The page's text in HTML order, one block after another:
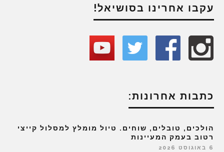
עקבו אחרינו בסושיאל!
כתבות אחרונות:
הולכים, טובלים, שוחים. טיול מומלץ למסלול קייצי
רטוב בעמק המעיינות
6 באוגוסט 2026